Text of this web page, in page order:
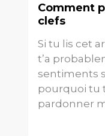
Comment
clefs
Si tu lis cet
t’a
sentiments
pourquoi tu
pardonner